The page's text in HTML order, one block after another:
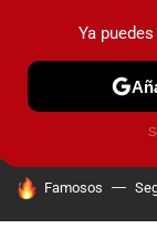
PRUEBAS
HOY SE HABLA
Famosos
Ya